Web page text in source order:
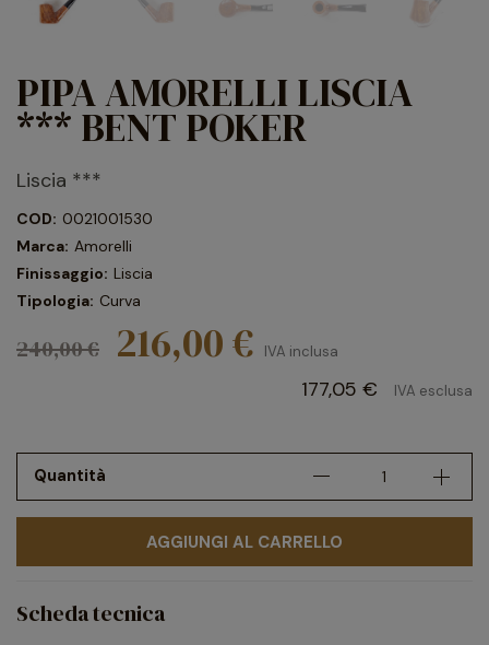
PIPA AMORELLI LISCIA
*** BENT POKER
Liscia ***
COD: 0021001530
Marca: Amorelli
Finissaggio: Liscia
Tipologia: Curva
240,00 € 216,00 € IVA inclusa
177,05 € IVA esclusa
Quantità
AGGIUNGI AL CARRELLO
Scheda tecnica